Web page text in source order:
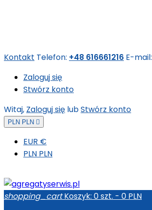
Kontakt Telefon: +48 616661216 E-mail:
Zaloguj się
Stwórz konto
Witaj, Zaloguj się lubStwórz konto
PLN PLN 
EUR €
PLN PLN
shopping_cart Koszyk: 0szt. - 0 PLN